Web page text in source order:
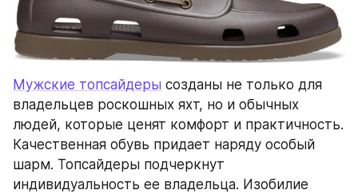
Мужские топсайдеры созданы не только для
владельцев роскошных яхт, но и обычных
людей, которые ценят комфорт и практичность.
Качественная обувь придает наряду особый
шарм. Топсайдеры подчеркнут
индивидуальность ее владельца. Изобилие